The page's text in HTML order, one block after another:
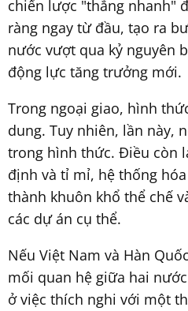
chiến lược "thắng nhanh"
ràng ngay từ đầu, tạo ra
nước vượt qua kỷ nguyên
động lực tăng trưởng mới.
Trong ngoại giao, hình
dung. Tuy nhiên, lần này,
trong hình thức. Điều còn
định và tỉ mỉ, hệ thống
thành khuôn khổ thể chế
các dự án cụ thể.
Nếu Việt Nam và Hàn
mối quan hệ giữa hai
ở việc thích nghi với một